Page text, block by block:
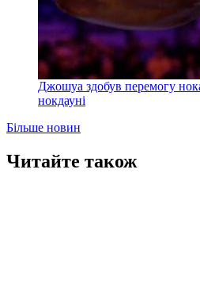
Джошуа здобув перемогу
нокдауні
Більше новин
Читайте також